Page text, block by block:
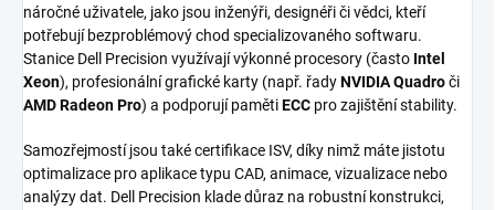
náročné uživatele, jako jsou inženýři, designéři či vědci, kteří
potřebují bezproblémový chod specializovaného softwaru.
Stanice Dell Precision využívají výkonné procesory (často Intel
Xeon), profesionální grafické karty (např. řadyNVIDIA Quadroči
AMD Radeon Pro) a podporují pamětiECC pro zajištění stability.
Samozřejmostí jsou také certifikace ISV, díky nimž máte jistotu
optimalizace pro aplikace typu CAD, animace, vizualizace nebo
analýzy dat. Dell Precision klade důraz na robustní konstrukci,